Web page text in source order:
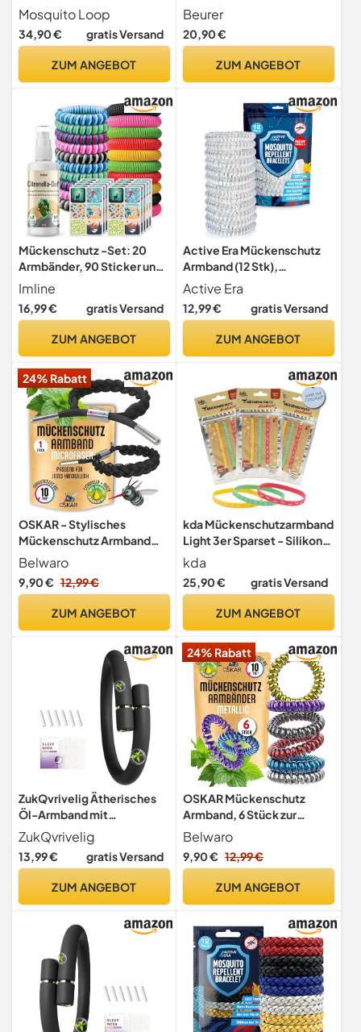
Erwachsene Starterpaket |
Effektiver Mückenschutz
ohne Chemie & Refill
1 Stk. Armband Schwarz + 3
Mosquito Loop
34,90 € gratis Versand
ZUM ANGEBOT
mit Karabinerhaken
Beurer
20,90 €
ZUM ANGEBOT
Mückenschutz -Set: 20
Armbänder, 90 Sticker und
Spray zur Armband und
Aufkleber-
Wiederverwendbarkeit –
Mücken
Imline
16,99 € gratis Versand
ZUM ANGEBOT
Active Era Mückenschutz
Armband (12 Stk),
Mückenabwehr Outdoor,
Camping -
Mückenarmband für Kinder
Anti Mücken Schutz,
Schutz, 100% DEET frei -
Klar
Active Era
12,99 € gratis Versand
ZUM ANGEBOT
24% Rabatt
OSKAR - Stylisches
Mückenschutz Armband
Erwachsene, 1er Pack zur
Mückenabwehr - Schwarz
geflochten - Anti Mücken
Wiederverwendbar |
Camping & Festival
Belwaro
9,90 € 12,99 €
ZUM ANGEBOT
kda Mückenschutzarmband
Light 3er Sparset - Silikon
Mückenarmband Camping
Wandern 3er Set (3x Beach)
kda
25,90 € gratis Versand
ZUM ANGEBOT
ZukQvrivelig Ätherisches
Öl-Armband mit
Zitronengras,Mückenarmb
änder
Erwachsene,Ersatzpackung
patch),Urlaub Klassenfahrt
children and adults
ZukQvrivelig
13,99 € gratis Versand
ZUM ANGEBOT
24% Rabatt
OSKAR Mückenschutz
Armband, 6 Stück zur
Mückenabwehr - Metallic -
Für Kinder + Erwachsene |
Anti Mücken Armband,
Mückenschutz | Für
Festival
Belwaro
9,90 € 12,99 €
ZUM ANGEBOT